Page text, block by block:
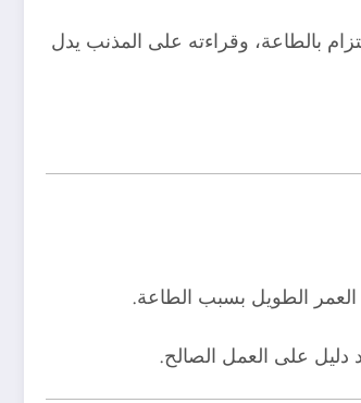
بالطاعة، وقراءته على المذنب يدل
العمر الطويل بسبب الطاعة.
دليل على العمل الصالح.